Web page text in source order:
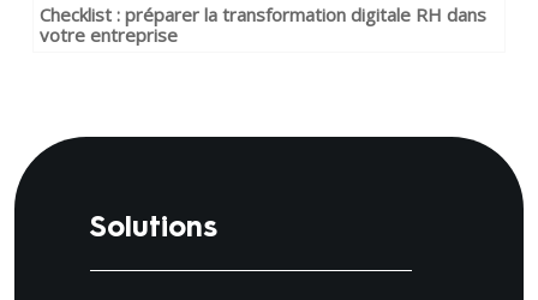
Checklist : préparer la transformation digitale RH dans
votre entreprise
Solutions